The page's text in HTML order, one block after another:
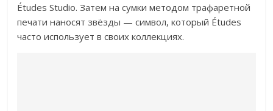
Études Studio. Затем на сумки методом трафаретной
печати наносят звёзды — символ, который Études
часто использует в своих коллекциях.